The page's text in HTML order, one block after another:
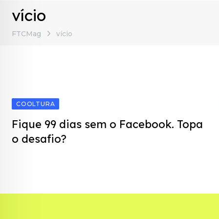
vício
FTCMag vício
COOLTURA
Fique 99 dias sem o Facebook. Topa
o desafio?